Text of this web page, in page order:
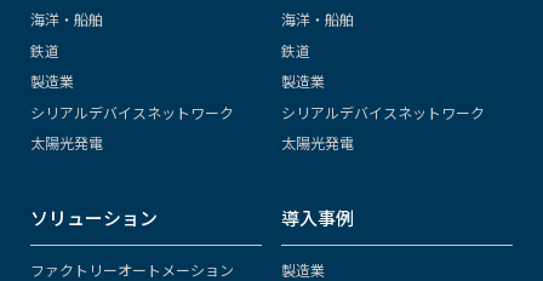
海洋・船舶
鉄道
製造業
シリアルデバイスネットワーク
太陽光発電
海洋・船舶
鉄道
製造業
シリアルデバイスネットワーク
太陽光発電
ソリューション
ファクトリーオートメーション
導入事例
製造業